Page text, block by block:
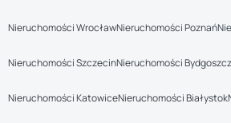
Nieruchomości WrocławNieruchomości Poznań
Nieruchomości SzczecinNieruchomości Bydgoszcz
Nieruchomości KatowiceNieruchomości Białystok